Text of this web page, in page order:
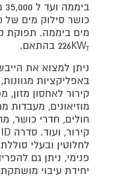
226KWT
בהתאם.
ניתן למצוא את
באפליקציות
קירור לאחסון מזון,
מוזיאונים, מעבדות
חולים, חדרי כושר,
לחלוטין ובעלי
פנימי, ניתן גם
יחידת עיבוי